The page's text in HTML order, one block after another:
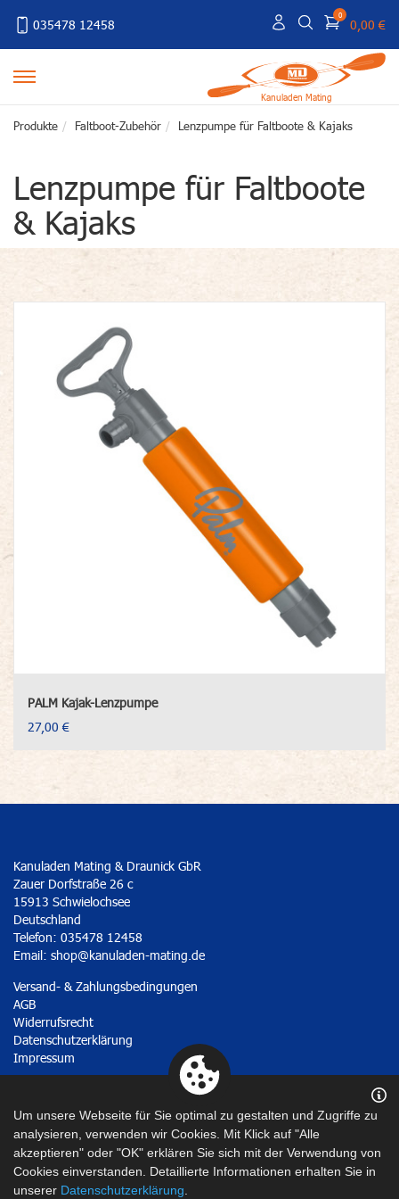
035478 12458
0
0,00 €
Kanuladen Mating
Produkte Faltboot-Zubehör Lenzpumpe für Faltboote & Kajaks
Lenzpumpe für Faltboote
& Kajaks
PALM Kajak-Lenzpumpe
27,00 €
Kanuladen Mating & Draunick GbR
Zauer Dorfstraße 26 c
15913 Schwielochsee
Deutschland
Telefon: 035478 12458
Email: shop@kanuladen-mating.de
Versand- & Zahlungsbedingungen
AGB
Widerrufsrecht
Datenschutzerklärung
Impressum
Um unsere Webseite für Sie optimal zu gestalten und Zugriffe zu
analysieren, verwenden wir Cookies. Mit Klick auf "Alle
akzeptieren" oder "OK" erklären Sie sich mit der Verwendung von
Cookies einverstanden. Detaillierte Informationen erhalten Sie in
unserer Datenschutzerklärung